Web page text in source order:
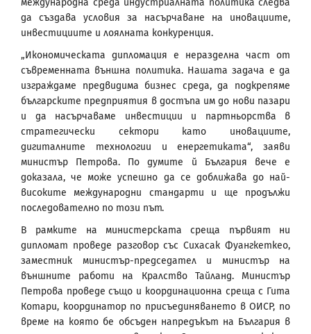
международна среда индустриалната политика следва
да създава условия за насърчаване на иновациите,
инвестициите и лоялната конкуренция.
„Икономическата дипломация е неразделна част от
съвременната външна политика. Нашата задача е да
изграждаме предвидима бизнес среда, да подкрепяме
българските предприятия в достъпа им до нови пазари
и да насърчаваме инвестиции и партньорства в
стратегически сектори като иновациите,
дигиталните технологии и енергетиката“, заяви
министър Петрова. По думите й България вече е
доказала, че може успешно да се доближава до най-
високите международни стандарти и ще продължи
последователно по този път.
В рамките на министерската среща първият ни
дипломат проведе разговор със Сихасак Фуангкеткео,
заместник министър-председател и министър на
външните работи на Кралство Тайланд. Министър
Петрова проведе също и координационна среща с Гита
Котари, координатор по присъединяването в ОИСР, по
време на която бе обсъден напредъкът на България в